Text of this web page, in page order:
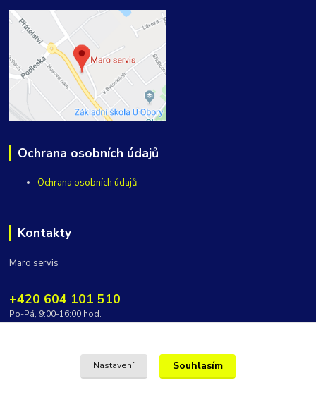
Ochrana osobních údajů
Ochrana osobních údajů
Kontakty
Maro servis
+420 604 101 510
Po-Pá, 9:00-16:00 hod.
Nastavení Souhlasím